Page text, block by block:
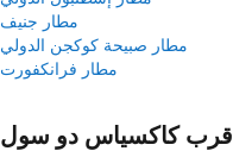
مطار جنيف
مطار صبيحة كوكجن الدولي
مطار فرانكفورت
قرب كاكسياس دو سول